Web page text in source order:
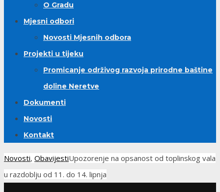
O Gradu
Mjesni odbori
Novosti Mjesnih odbora
Projekti u tijeku
Promicanje održivog razvoja prirodne baštine
doline Neretve
Dokumenti
Novosti
Kontakt
Novosti, ObavijestiUpozorenje na opsanost od toplinskog vala
u razdoblju od 11. do 14. lipnja